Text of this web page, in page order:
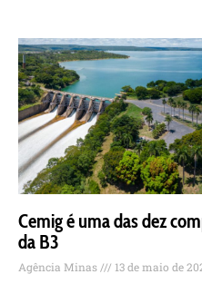
Cemig é uma das dez
da B3
Agência Minas 13 de maio de